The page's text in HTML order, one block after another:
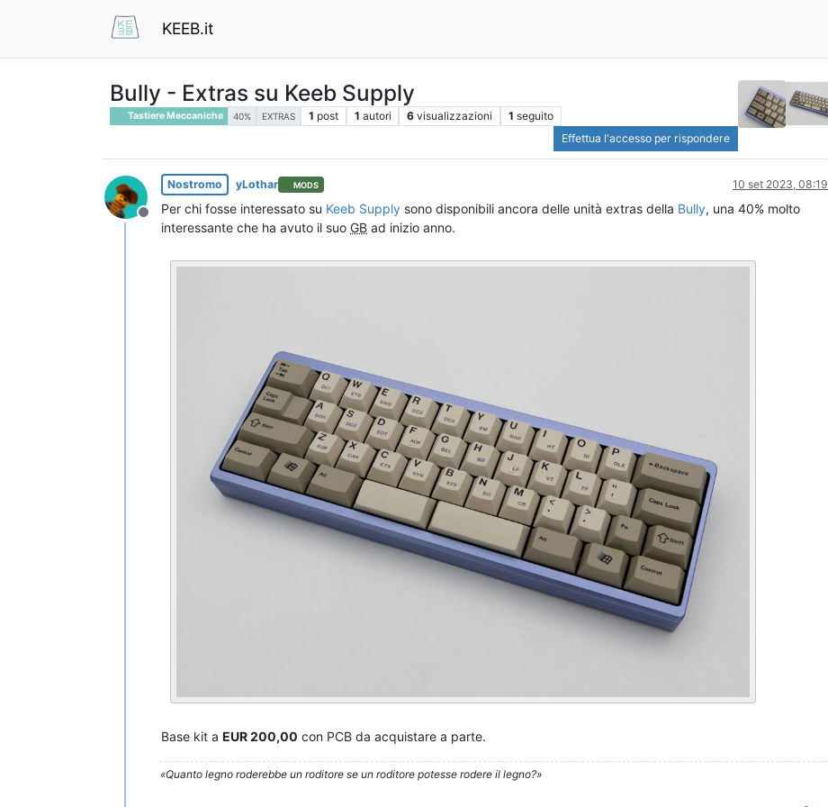
KEEB.it
Bully - Extras su Keeb Supply
Tastiere Meccaniche 40% EXTRAS 1 post 1 autori 6 visualizzazioni 1 seguito
Effettua l'accesso per rispondere
Non in linea
Nostromo yLothar MODS 10 set 2023, 08:19
Per chi fosse interessato su Keeb Supply sono disponibili ancora delle unità extras della Bully, una 40% molto
interessante che ha avuto il suo GB ad inizio anno.
Base kit a EUR 200,00 con PCB da acquistare a parte.
«Quanto legno roderebbe un roditore se un roditore potesse rodere il legno?»